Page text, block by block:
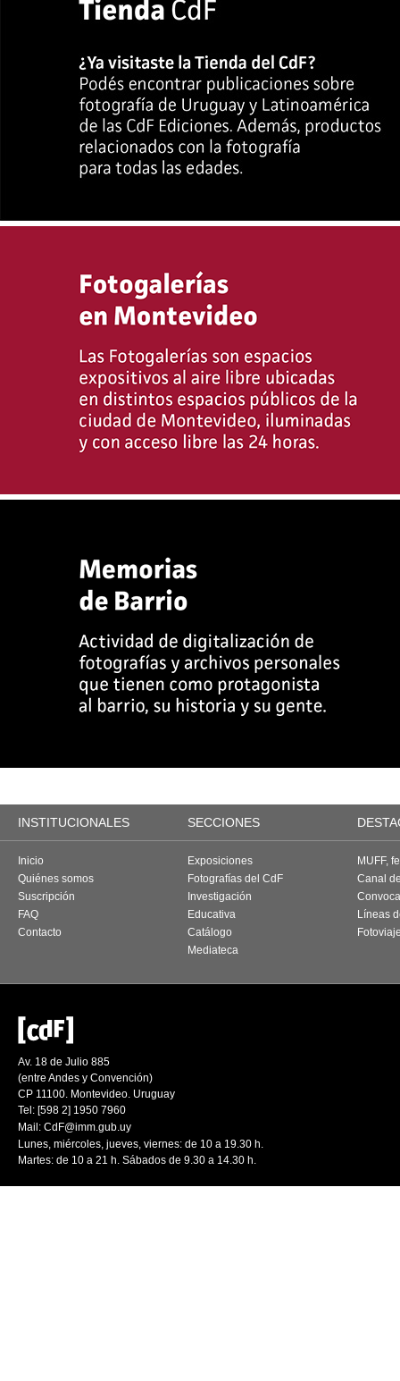
INSTITUCIONALES SECCIONES
Inicio
Quiénes somos
Suscripción
FAQ
Contacto
Exposiciones
Fotografías del CdF
Investigación
Educativa
Catálogo
Mediateca
MUFF,
Canal
Líneas
Av. 18 de Julio 885
(entre Andes y Convención)
CP 11100. Montevideo. Uruguay
Tel: [598 2] 1950 7960
Mail: CdF@imm.gub.uy
Lunes, miércoles, jueves, viernes: de 10 a 19.30 h.
Martes: de 10 a 21 h. Sábados de 9.30 a 14.30 h.